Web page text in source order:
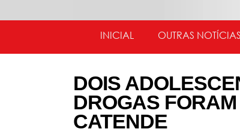
INICIAL OUTRAS NOTÍCIAS
DOIS
DROGAS
CATENDE